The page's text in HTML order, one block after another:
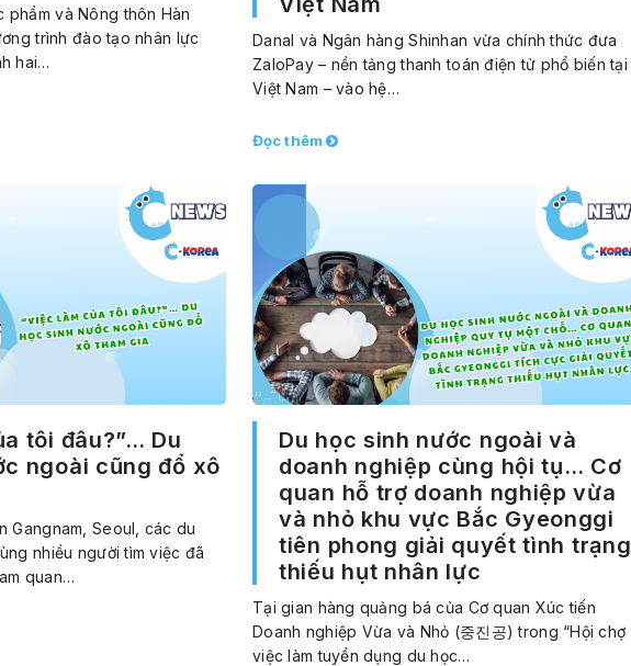
phẩm và Nông thôn Hàn
trình đào tạo nhân lực
hai…
Danal và Ngân hàng Shinhan vừa chính thức đưa
ZaloPay – nền tảng thanh toán điện tử phổ biến tại
Việt Nam – vào hệ…
Đọc thêm
tôi đâu?”… Du
ngoài cũng đổ xô
Gangnam, Seoul, các du
nhiều người tìm việc đã
quan…
Du học sinh nước ngoài và
doanh nghiệp cùng hội tụ… Cơ
quan hỗ trợ doanh nghiệp vừa
và nhỏ khu vực Bắc Gyeonggi
tiên phong giải quyết tình trạng
thiếu hụt nhân lực
Tại gian hàng quảng bá của Cơ quan Xúc tiến
Doanh nghiệp Vừa và Nhỏ (중진공) trong “Hội chợ
việc làm tuyển dụng du học…